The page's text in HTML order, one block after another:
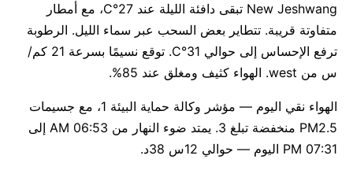
New Jeshwang تبقى دافئة الليلة عند 27°C، مع أمطار
متفاوتة قريبة. تتطاير بعض السحب عبر سماء الليل. الرطوبة
ترفع الإحساس إلى حوالي 31°C. توقع نسيمًا بسرعة 21 كم/
س من west. الهواء كثيف ومغلق عند 85%.
الهواء نقي اليوم — مؤشر وكالة حماية البيئة 1، مع جسيمات
PM2.5 منخفضة تبلغ 3. يمتد ضوء النهار من 06:53 AM إلى
07:31 PM اليوم — حوالي 12س 38د.